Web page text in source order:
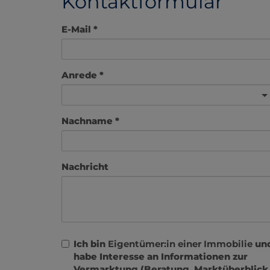
E-Mail
Anrede
Nachname
Nachricht
Ich bin Eigentümer:in einer Immobilie
habe Interesse an Informationen zur